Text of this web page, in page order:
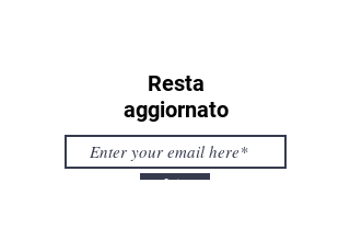
Resta
aggiornato
Join